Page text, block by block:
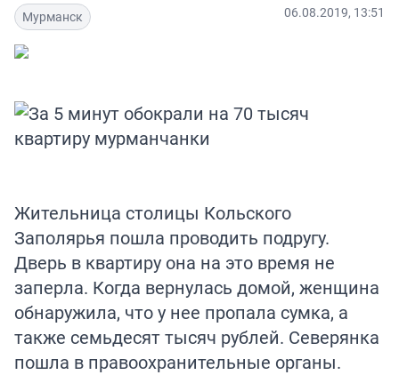
Мурманск 06.08.2019, 13:51
Жительница столицы Кольского
Заполярья пошла проводить подругу.
Дверь в квартиру она на это время не
заперла. Когда вернулась домой, женщина
обнаружила, что у нее пропала сумка, а
также семьдесят тысяч рублей. Северянка
пошла в правоохранительные органы.